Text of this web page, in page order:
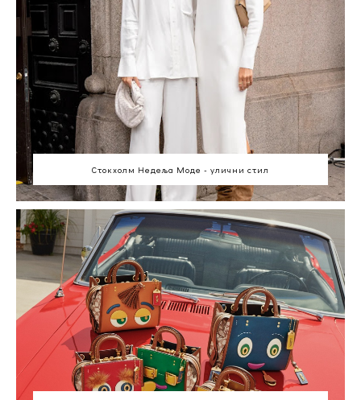
Стокхолм Недеља Моде - улични стил